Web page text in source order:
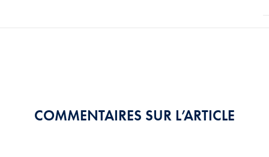
COMMENTAIRES SUR L’ARTICLE